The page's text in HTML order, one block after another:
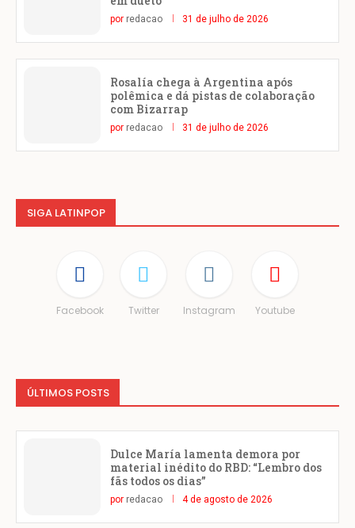
por redacao 31 de julho de 2026
Rosalía chega à Argentina após
polêmica e dá pistas de colaboração
com Bizarrap
por redacao 31 de julho de 2026
SIGA LATINPOP
Facebook Twitter Instagram Youtube
ÚLTIMOS POSTS
Dulce María lamenta demora por
material inédito do RBD: “Lembro dos
fãs todos os dias”
por redacao 4 de agosto de 2026